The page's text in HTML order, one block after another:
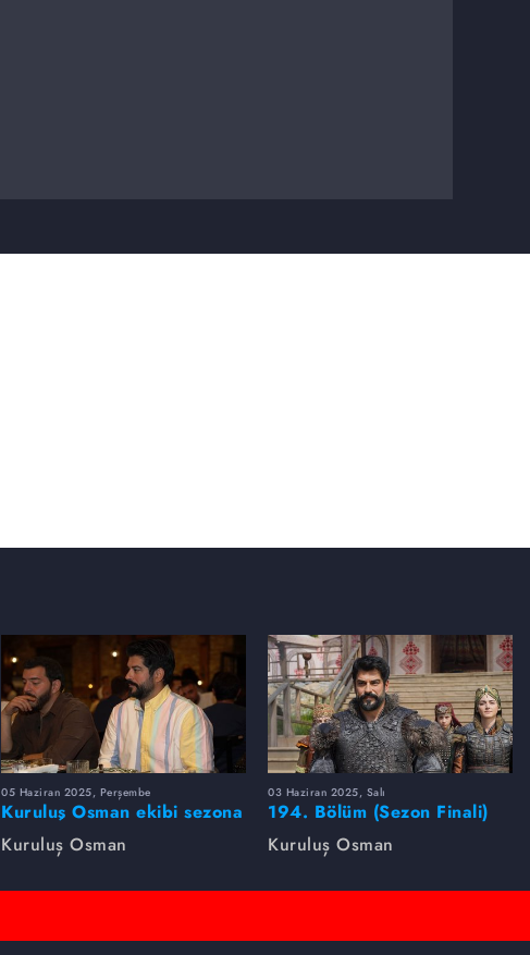
05 Haziran 2025, Perşembe
Kuruluş Osman ekibi sezona
birlikte veda etti
Kuruluş Osman
03 Haziran 2025, Salı
194. Bölüm (Sezon Finali)
Foto Galeri
Kuruluş Osman